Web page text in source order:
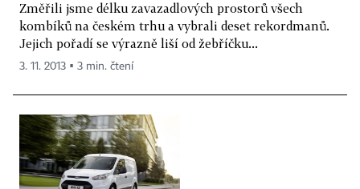
Změřili jsme délku zavazadlových prostorů všech
kombíků na českém trhu a vybrali deset rekordmanů.
Jejich pořadí se výrazně liší od žebříčku...
3. 11. 2013 ▪ 3 min. čtení